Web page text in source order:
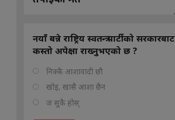
नयाँ बन्ने राष्ट्रिय स्वतन्त्र पार्टीको सरकारबाट
कस्तो अपेक्षा राख्नुभएको छ ?
निक्कै आशावादी छौ
खोइ, खासै आशा छैन
ज सुकै होस्